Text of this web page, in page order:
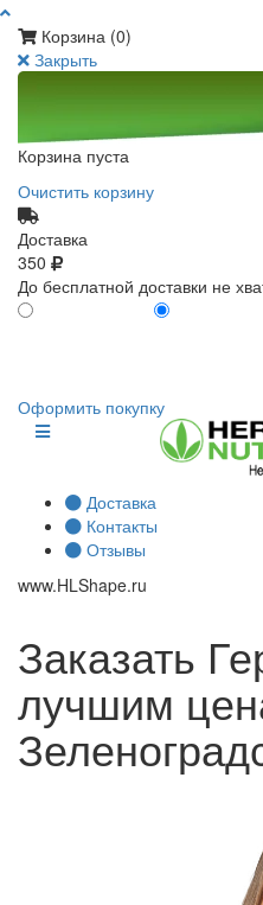
Корзина (0)
Закрыть
Корзина пуста
Очистить корзину
Доставка
350
До бесплатной доставки не
Оформить покупку
Доставка
Контакты
Отзывы
www.HLShape.ru
Заказать
лучшим